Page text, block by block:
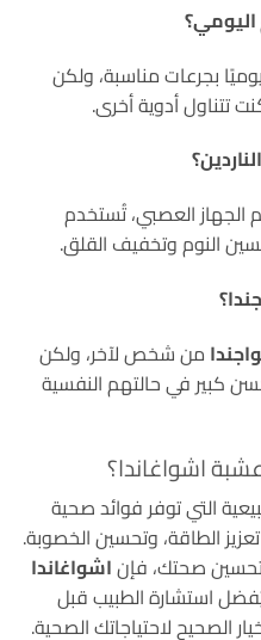
اليومي؟
بجرعات مناسبة، ولكن
تتناول أدوية أخرى.
الجهاز العصبي، تُستخدم
النوم وتخفيف القلق.
من شخص لآخر، ولكن
كبير في حالتهم النفسية
اشواغاندا؟
التي توفر فوائد صحية
الطاقة، وتحسين الخصوبة.
صحتك، فإناشواغاندا
استشارة الطبيب قبل
الصحيح لاحتياجاتك الصحية.